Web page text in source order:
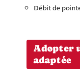
Débit de
Adopter
adaptée